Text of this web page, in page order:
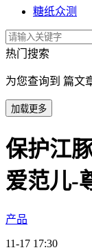
糖纸众测
热门搜索
为您查询到 篇文
加载更多
保护江
爱范儿-
产品
11-17 17:30